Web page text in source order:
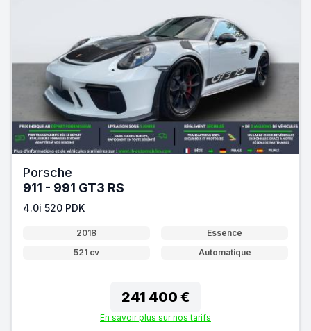
Porsche
911 - 991 GT3 RS
4.0i 520 PDK
2018
Essence
521 cv
Automatique
241 400 €
En savoir plus sur nos tarifs